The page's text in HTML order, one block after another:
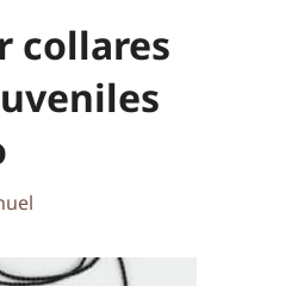
collares